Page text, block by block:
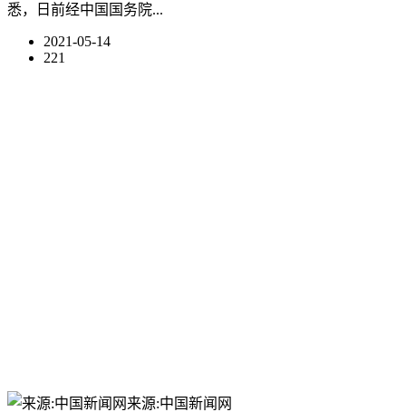
悉，日前经中国国务院...
2021-05-14
221
来源:中国新闻网